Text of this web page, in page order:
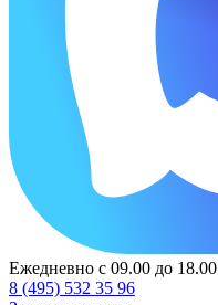
Ежедневно с 09.00 до 18.00
8 (495) 532 35 96